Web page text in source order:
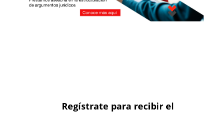
Regístrate para recibir el